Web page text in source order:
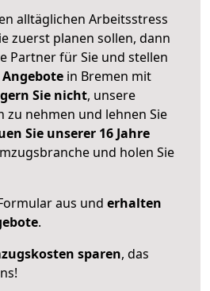
alltäglichen Arbeitsstress
zuerst planen sollen, dann
Partner für Sie und stellen
in Bremen mit
Sie nicht, unsere
zu nehmen und lehnen Sie
Sie unserer 16 Jahre
und holen Sie
aus und erhalten
.
sparen, das